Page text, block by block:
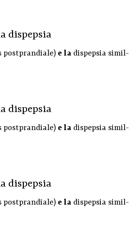
dispepsia
postprandiale) e la dispepsia simil-
dispepsia
postprandiale) e la dispepsia simil-
dispepsia
postprandiale) e la dispepsia simil-